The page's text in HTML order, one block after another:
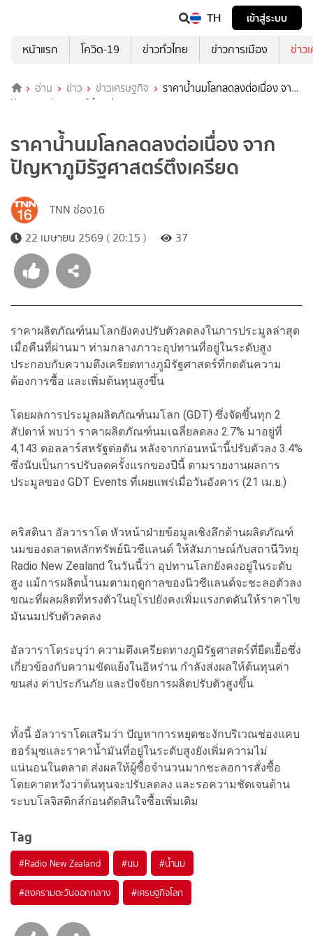
TH
เข้าสู่ระบบ
หน้าแรก
โควิด-19 ข่าวทั่วไทย ข่าวการเมือง ข่าว
อ่าน ข่าว ข่าวเศรษฐกิจ
ราคาน้ำนมโลกลดลงต่อเนื่อง จาก
ปัญหาภูมิรัฐศาสตร์ตึงเครียด
ราคาน้ำนมโลกลดลงต่อเนื่อง จาก
ปัญหาภูมิรัฐศาสตร์ตึงเครียด
TNN ช่อง16
22 เมษายน 2569 ( 20:15 )
37
ราคาผลิตภัณฑ์นมโลกยังคงปรับตัวลดลงในการประมูลล่าสุด
เมื่อคืนที่ผ่านมา ท่ามกลางภาวะอุปทานที่อยู่ในระดับสูง
ประกอบกับความตึงเครียดทางภูมิรัฐศาสตร์ที่กดดันความ
ต้องการซื้อ และเพิ่มต้นทุนสูงขึ้น
โดยผลการประมูลผลิตภัณฑ์นมโลก (GDT) ซึ่งจัดขึ้นทุก 2
สัปดาห์ พบว่า ราคาผลิตภัณฑ์นมเฉลี่ยลดลง 2.7% มาอยู่ที่
4,143 ดอลลาร์สหรัฐต่อตัน หลังจากก่อนหน้านี้ปรับตัวลง 3.4%
ซึ่งนับเป็นการปรับลดครั้งแรกของปีนี้ ตามรายงานผลการ
ประมูลของ GDT Events ที่เผยแพร่เมื่อวันอังคาร (21 เม.ย.)
คริสตินา อัลวาราโด หัวหน้าฝ่ายข้อมูลเชิงลึกด้านผลิตภัณฑ์
นมของตลาดหลักทรัพย์นิวซีแลนด์ ให้สัมภาษณ์กับสถานีวิทยุ
Radio New Zealand ในวันนี้ว่า อุปทานโลกยังคงอยู่ในระดับ
สูง แม้การผลิตน้ำนมตามฤดูกาลของนิวซีแลนด์จะชะลอตัวลง
ขณะที่ผลผลิตที่ทรงตัวในยุโรปยังคงเพิ่มแรงกดดันให้ราคาไข
มันนมปรับตัวลดลง
อัลวาราโดระบุว่า ความตึงเครียดทางภูมิรัฐศาสตร์ที่ยืดเยื้อซึ่ง
เกี่ยวข้องกับความขัดแย้งในอิหร่าน กำลังส่งผลให้ต้นทุนค่า
ขนส่ง ค่าประกันภัย และปัจจัยการผลิตปรับตัวสูงขึ้น
ทั้งนี้ อัลวาราโดเสริมว่า ปัญหาการหยุดชะงักบริเวณช่องแคบ
ฮอร์มุซและราคาน้ำมันที่อยู่ในระดับสูงยังเพิ่มความไม่
แน่นอนในตลาด ส่งผลให้ผู้ซื้อจำนวนมากชะลอการสั่งซื้อ
โดยคาดหวังว่าต้นทุนจะปรับลดลง และรอความชัดเจนด้าน
ระบบโลจิสติกส์ก่อนตัดสินใจซื้อเพิ่มเติม
Tag
#Radio New Zealand #นม #น้ำนม
#สงครามตะวันออกกลาง #เศรษฐกิจโลก